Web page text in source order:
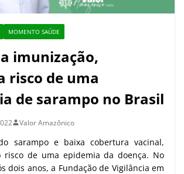
MOMENTO SAÚDE
imunização,
risco de uma
de sarampo no Brasil
Valor Amazônico
sarampo e baixa cobertura vacinal,
risco de uma epidemia da doença. No
dois anos, a Fundação de Vigilância em